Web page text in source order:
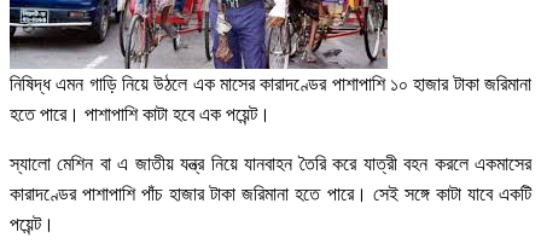
নিষিদ্ধ এমন গাড়ি নিয়ে উঠলে এক মাসের কারাদণ্ডের পাশাপাশি ১০ হাজার টাকা জরিমানা
হতে পারে। পাশাপাশি কাটা হবে এক পয়েন্ট।
স্যালো মেশিন বা এ জাতীয় যন্ত্র নিয়ে যানবাহন তৈরি করে যাত্রী বহন করলে একমাসের
কারাদণ্ডের পাশাপাশি পাঁচ হাজার টাকা জরিমানা হতে পারে। সেই সঙ্গে কাটা যাবে একটি
পয়েন্ট।